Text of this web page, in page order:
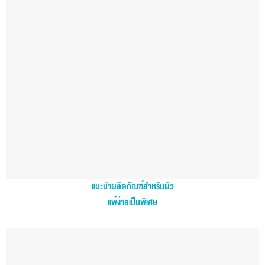
แนะนำผลิตภัณฑ์สำหรับผิว
แพ้ง่ายเป็นพิเศษ